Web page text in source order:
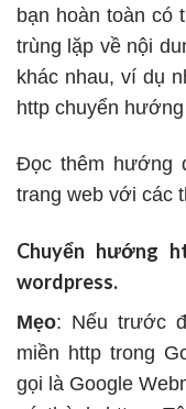
bạn hoàn toàn có
trùng lặp về nội
khác nhau, ví dụ
http chuyển
Đọc thêm hướng
trang web với các
Chuyển hướng
wordpress.
Mẹo: Nếu trước
miền http trong
gọi là Google